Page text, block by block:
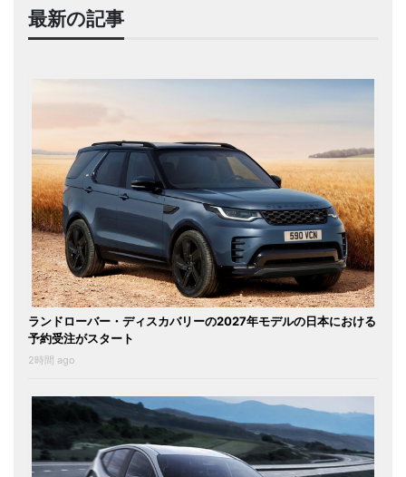
最新の記事
ランドローバー・ディスカバリーの2027年モデルの日本における
予約受注がスタート
2時間 ago